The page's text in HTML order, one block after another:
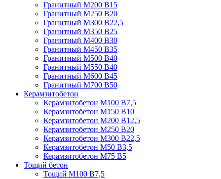
Гранитный М200 В15
Гранитный М250 В20
Гранитный М300 В22,5
Гранитный М350 В25
Гранитный М400 В30
Гранитный М450 В35
Гранитный М500 В40
Гранитный М550 В40
Гранитный М600 В45
Гранитный М700 В50
Керамзитобетон
Керамзитобетон М100 В7,5
Керамзитобетон М150 В10
Керамзитобетон М200 В12,5
Керамзитобетон М250 В20
Керамзитобетон М300 В22,5
Керамзитобетон М50 В3,5
Керамзитобетон М75 В5
Тощий бетон
Тощий М100 В7,5